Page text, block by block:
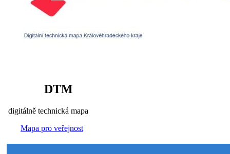
DTM
digitálně technická mapa
Mapa pro veřejnost